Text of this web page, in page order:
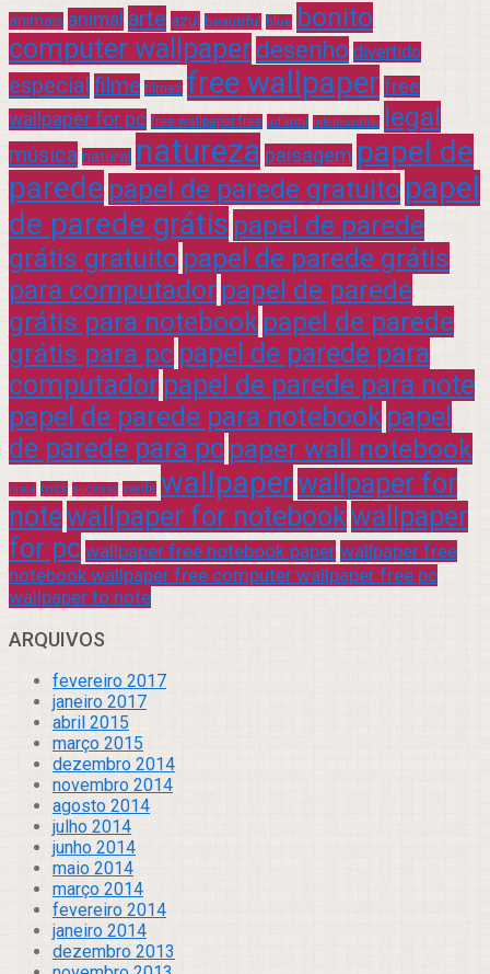
animais animal arte azul beautiful blue bonito
computer wallpaper desenho divertido
especial filme filmes free wallpaper free
wallpaper for pc free wallpaper free infantil interessante legal
música natural natureza paisagem papel de
parede papel de parede gratuito papel
de parede grátis papel de parede
grátis gratuito papel de parede grátis
para computador papel de parede
grátis para notebook papel de parede
grátis para pc papel de parede para
computador papel de parede para note
papel de parede para notebook papel
de parede para pc paper wall notebook
praia rock sucesso verde wallpaperwallpaper for
notewallpaper for notebookwallpaper
for pc wallpaper free notebook paper wallpaper free
notebook wallpaper free computer wallpaper free pc
wallpaper to note
ARQUIVOS
fevereiro 2017
janeiro 2017
abril 2015
março 2015
dezembro 2014
novembro 2014
agosto 2014
julho 2014
junho 2014
maio 2014
março 2014
fevereiro 2014
janeiro 2014
dezembro 2013